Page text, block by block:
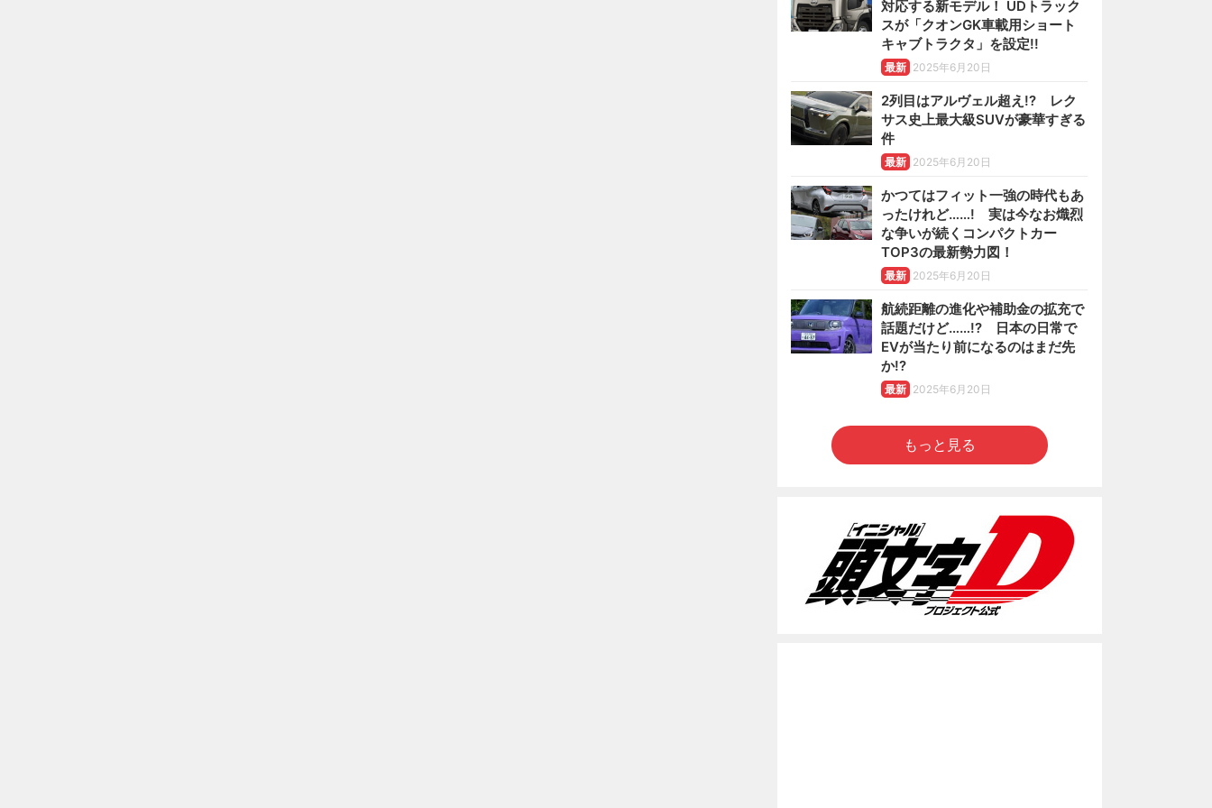
対応する新モデル！ UDトラック
スが「クオンGK車載用ショート
キャブトラクタ」を設定!!
最新 2025年6月20日
2列目はアルヴェル超え!? レク
サス史上最大級SUVが豪華すぎる
件
最新 2025年6月20日
かつてはフィット一強の時代もあ
ったけれど……! 実は今なお熾烈
な争いが続くコンパクトカー
TOP3の最新勢力図！
最新 2025年6月20日
航続距離の進化や補助金の拡充で
話題だけど……!? 日本の日常で
EVが当たり前になるのはまだ先
か!?
最新 2025年6月20日
もっと見る